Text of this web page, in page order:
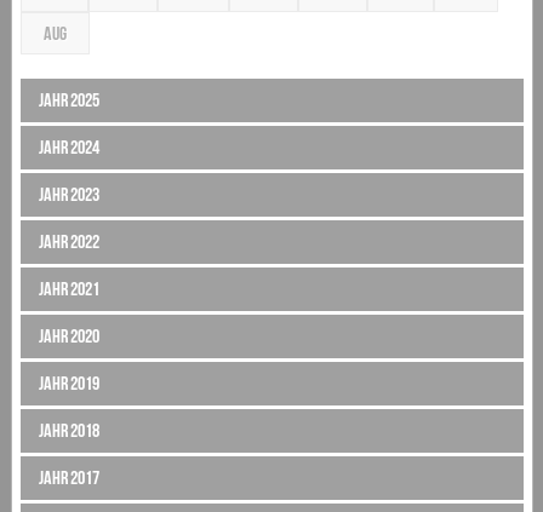
AUG
Jahr 2025
Jahr 2024
Jahr 2023
Jahr 2022
Jahr 2021
Jahr 2020
Jahr 2019
Jahr 2018
Jahr 2017